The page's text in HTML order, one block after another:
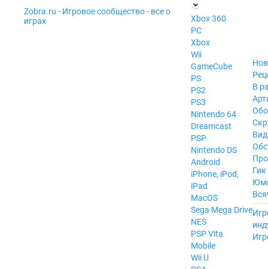
Zobra.ru - Игровое сообщество - все о
играх
П
ла
т
ф
ор
м
ы
Xbox 360
PC
Xbox
Wii
GameCube
PS
PS2
PS3
Nintendo 64
Dreamcast
PSP
Nintendo DS
Android
iPhone, iPod,
iPad
MacOS
Sega Mega Drive
NES
PSP Vita
Mobile
Wii U
В
Гик